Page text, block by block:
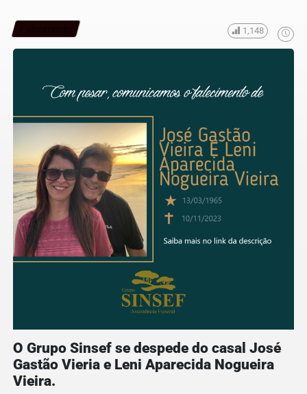
1,148
O Grupo Sinsef se despede do casal José
Gastão Vieria e Leni Aparecida Nogueira
Vieira.